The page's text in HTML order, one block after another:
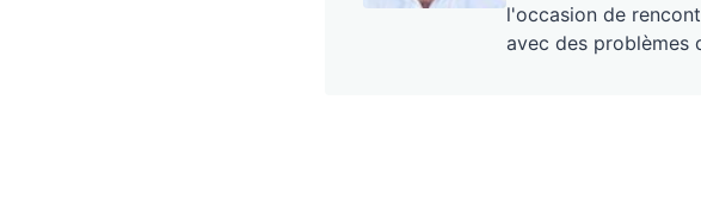
l'occasion de
avec des problèmes